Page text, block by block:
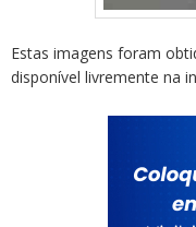
Estas imagens foram
disponível livremente na